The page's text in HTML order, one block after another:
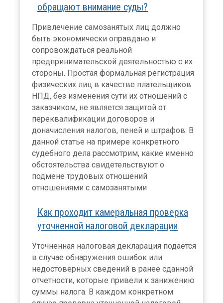
обращают внимание суды?
Привлечение самозанятых лиц должно
быть экономически оправдано и
сопровождаться реальной
предпринимательской деятельностью с их
стороны. Простая формальная регистрация
физических лиц в качестве плательщиков
НПД, без изменения сути их отношений с
заказчиком, не является защитой от
переквалификации договоров и
доначисления налогов, пеней и штрафов. В
данной статье на примере конкретного
судебного дела рассмотрим, какие именно
обстоятельства свидетельствуют о
подмене трудовых отношений
отношениями с самозанятыми
Как проходит камеральная проверка
уточненной налоговой декларации
Уточненная налоговая декларация подается
в случае обнаружения ошибок или
недостоверных сведений в ранее сданной
отчетности, которые привели к занижению
суммы налога. В каждом конкретном